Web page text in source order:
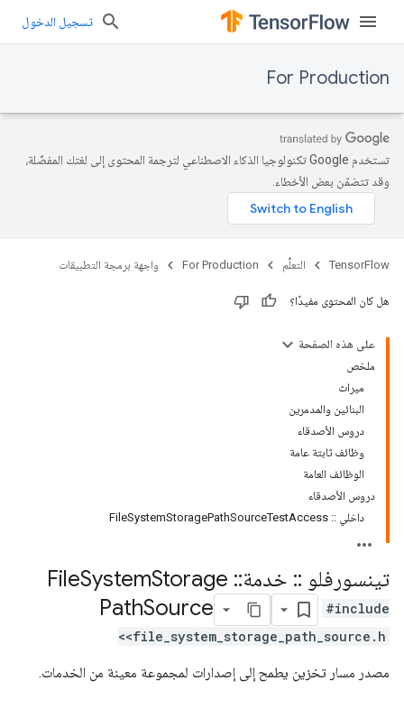
تسجيل الدخول
For Production
تستخدم Google تكنولوجيا الذكاء الاصطناعي لترجمة المحتوى إلى لغتك المفضّلة،
وقد تتضمّن بعض الأخطاء.
TensorFlow التعلُّم For Production واجهة برمجة التطبيقات
هل كان المحتوى مفيدًا؟
على هذه الصفحة
ملخص
ميراث
البنائين والمدمرين
دروس الأصدقاء
وظائف ثابتة عامة
الوظائف العامة
دروس الأصدقاء
داخلي :: FileSystemStoragePathSourceTestAccess
تينسورفلو :: خدمة::
SystemStorage
PathSource
#include
<file_system_storage_path_source.h>
مصدر مسار تخزين يطمح إلى إصدارات لمجموعة معينة من الخدمات.